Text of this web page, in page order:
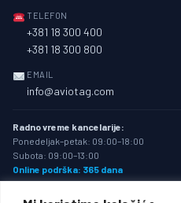
TELEFON
+381 18 300 400
+381 18 300 800
EMAIL
info@aviotag.com
Radno vreme kancelarije:
Ponedeljak–petak: 09:00–18:00
Subota: 09:00–13:00
Online podrška: 365 dana